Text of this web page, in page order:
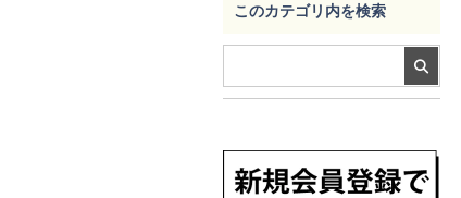
このカテゴリ内を検索